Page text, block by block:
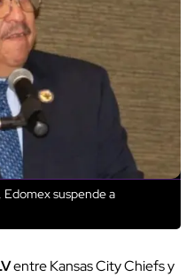
Edomex suspende a
entre Kansas City Chiefs y